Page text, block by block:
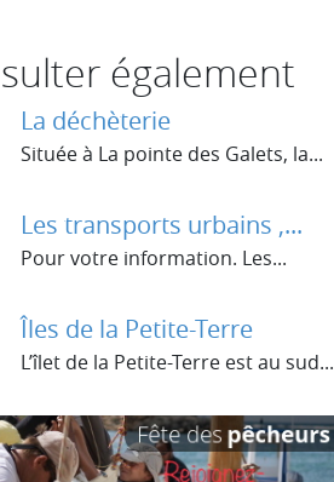
également
La déchèterie
Située à La pointe des Galets, la...
Les transports urbains ,...
Pour votre information. Les...
Îles de la Petite-Terre
L’îlet de la Petite-Terre est au sud...